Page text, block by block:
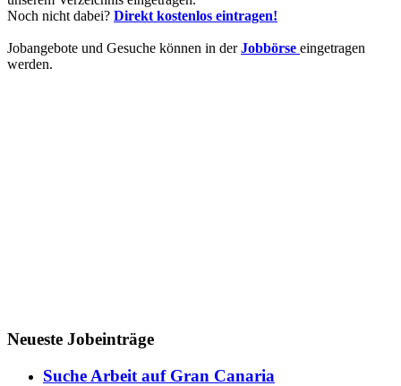
Noch nicht dabei? Direkt kostenlos eintragen!
Jobangebote und Gesuche können in derJobbörse eingetragen
werden.
Neueste Jobeinträge
Suche Arbeit auf Gran Canaria